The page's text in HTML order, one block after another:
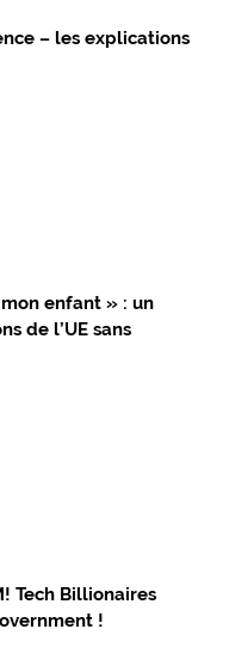
– les explications
enfant » : un
de l’UE sans
Tech Billionaires
!